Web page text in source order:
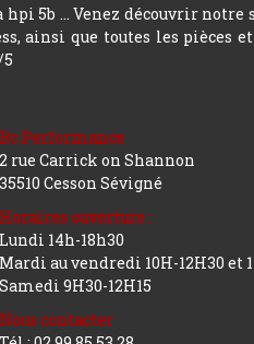
5b ... Venez découvrir notre
ainsi que toutes les pièces
Rc Performance
2 rue Carrick on Shannon
35510 Cesson Sévigné
Horaires ouverture :
Lundi 14h-18h30
Mardi au vendredi 10H-12H30 et
Samedi 9H30-12H15
Nous contacter